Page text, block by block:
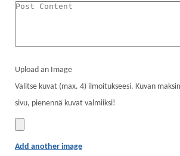
Upload an Image
Valitse kuvat (max. 4) ilmoitukseesi. Kuvan
sivu, pienennä kuvat valmiiksi!
Add another image